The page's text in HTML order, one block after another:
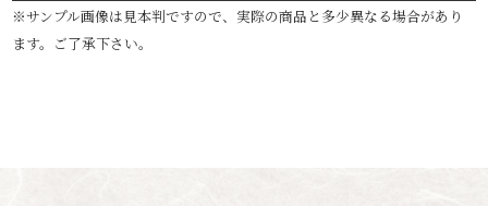
※サンプル画像は見本判ですので、実際の商品と多少異なる場合があり
ます。ご了承下さい。